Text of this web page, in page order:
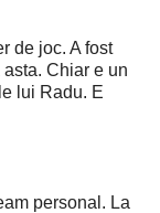
de joc. A fost
Chiar e un
lui Radu. E
personal. La